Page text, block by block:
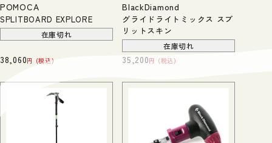
POMOCA
SPLITBOARD EXPLORE
在庫切れ
38,060 税込
BlackDiamond
グライドライトミックス スプ
リットスキン
在庫切れ
35,200 税込